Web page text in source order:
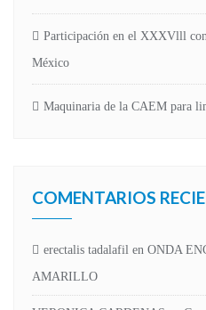
Participación en el XXXVlll
México
Maquinaria de la CAEM para
COMENTARIOS
erectalis tadalafil en ONDA
AMARILLO